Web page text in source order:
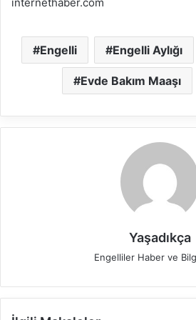
Engelli Engelli Aylığı
Evde Bakım Maaşı
Yaşadıkça
Engelliler Haber ve